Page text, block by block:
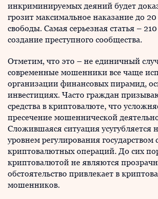
инкриминируемых деяний будет
грозит максимальное наказание до
свободы. Самая серьезная статья –
создание преступного сообщества.
Отметим, что это – не единичный
современные мошенники все чаще
организации финансовых пирамид,
инвестициях. Часто граждан
средства в криптовалюте, что
пресечение мошеннической
Сложившаяся ситуация усугубляется
уровнем регулирования государством
криптовалютных операций. До сих
криптовалютой не являются
обстоятельство привлекает в
мошенников.